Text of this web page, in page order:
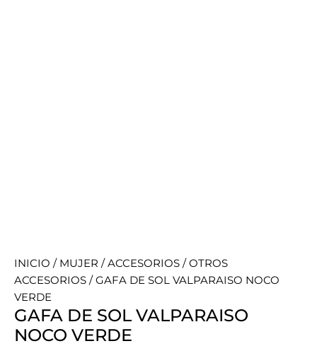
INICIO / MUJER /ACCESORIOS /OTROS
ACCESORIOS / GAFA DE SOL VALPARAISO NOCO
VERDE
GAFA DE SOL VALPARAISO
NOCO VERDE